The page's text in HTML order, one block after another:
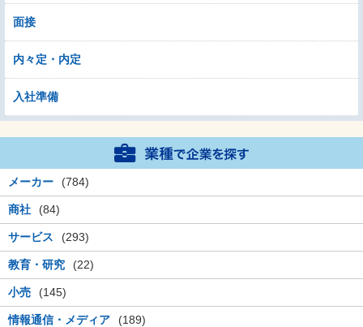
面接
内々定・内定
入社準備
メーカー (784)
商社 (84)
サービス (293)
教育・研究 (22)
小売 (145)
情報通信・メディア (189)